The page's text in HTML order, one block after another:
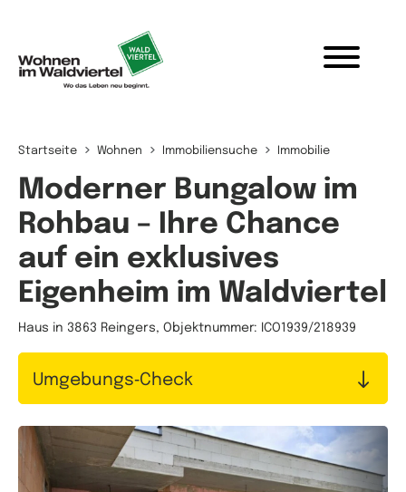
Startseite Wohnen Immobiliensuche Immobilie
Moderner Bungalow im
Rohbau – Ihre Chance
auf ein exklusives
Eigenheim im Waldviertel
Haus in 3863 Reingers, Objektnummer: ICO1939/218939
Umgebungs‑Check